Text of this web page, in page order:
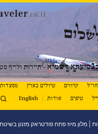
.co.il
נסיעתא דשמיא- תיירות ולייף
קרוזים טיולים בארץ מסעדות
טיפים אודות English
מלון מיוז פתח פודטראק מזנון